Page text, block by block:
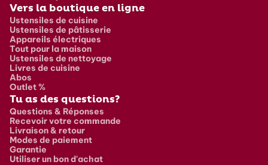
Vers la boutique en ligne
Ustensiles de cuisine
Ustensiles de pâtisserie
Appareils électriques
Tout pour la maison
Ustensiles de nettoyage
Livres de cuisine
Abos
Outlet %
Tu as des questions?
Questions & Réponses
Recevoir votre commande
Livraison & retour
Modes de paiement
Garantie
Utiliser un bon d'achat